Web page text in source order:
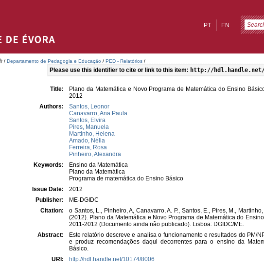
EN
PT
/ Departamento de Pedagogia e Educação / PED - Relatórios /
Please use this identifier to cite or link to this item: http://hdl.handle.net/
Title:
Plano da Matemática e Novo Programa de Matemática do Ensino
2012
Authors:
Santos, Leonor
Canavarro, Ana Paula
Santos, Elvira
Pires, Manuela
Martinho, Helena
Amado, Nélia
Ferreira, Rosa
Pinheiro, Alexandra
Keywords:
Ensino da Matemática
Plano da Matemática
Programa de matemática do Ensino Básico
Issue Date:
2012
Publisher:
ME-DGIDC
Citation:
o Santos, L., Pinheiro, A, Canavarro, A. P., Santos, E., Pires, M.,
(2012). Plano da Matemática e Novo Programa de Matemática do
2011-2012 (Documento ainda não publicado). Lisboa: DGIDC/ME.
Abstract:
Este relatório descreve e analisa o funcionamento e resultados do PM/
e produz recomendações daqui decorrentes para o ensino da
Básico.
URI:
http://hdl.handle.net/10174/8006